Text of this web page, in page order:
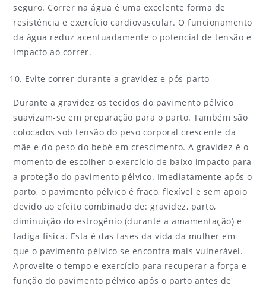
seguro. Correr na água é uma excelente forma de
resistência e exercício cardiovascular. O funcionamento
da água reduz acentuadamente o potencial de tensão e
impacto ao correr.
Evite correr durante a gravidez e pós-parto
Durante a gravidez os tecidos do pavimento pélvico
suavizam-se em preparação para o parto. Também são
colocados sob tensão do peso corporal crescente da
mãe e do peso do bebé em crescimento. A gravidez é o
momento de escolher o exercício de baixo impacto para
a proteção do pavimento pélvico. Imediatamente após o
parto, o pavimento pélvico é fraco, flexível e sem apoio
devido ao efeito combinado de: gravidez, parto,
diminuição do estrogênio (durante a amamentação) e
fadiga física. Esta é das fases da vida da mulher em
que o pavimento pélvico se encontra mais vulnerável.
Aproveite o tempo e exercício para recuperar a força e
função do pavimento pélvico após o parto antes de